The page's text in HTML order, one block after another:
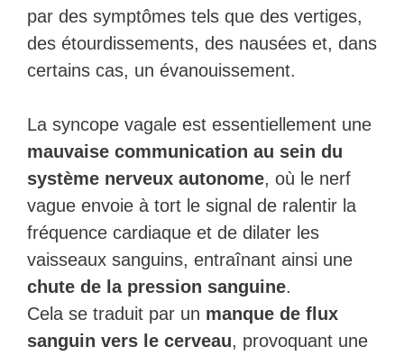
par des symptômes tels que des vertiges,
des étourdissements, des nausées et, dans
certains cas, un évanouissement.
La syncope vagale est essentiellement une
mauvaise communication au sein du
système nerveux autonome, où le nerf
vague envoie à tort le signal de ralentir la
fréquence cardiaque et de dilater les
vaisseaux sanguins, entraînant ainsi une
chute de la pression sanguine.
Cela se traduit par un manque de flux
sanguin vers le cerveau, provoquant une